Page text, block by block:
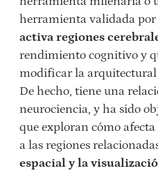
herramienta validada
activa regiones
rendimiento cognitivo y
modificar la
De hecho, tiene una
neurociencia, y ha sido
que exploran cómo
a las regiones
espacial y la